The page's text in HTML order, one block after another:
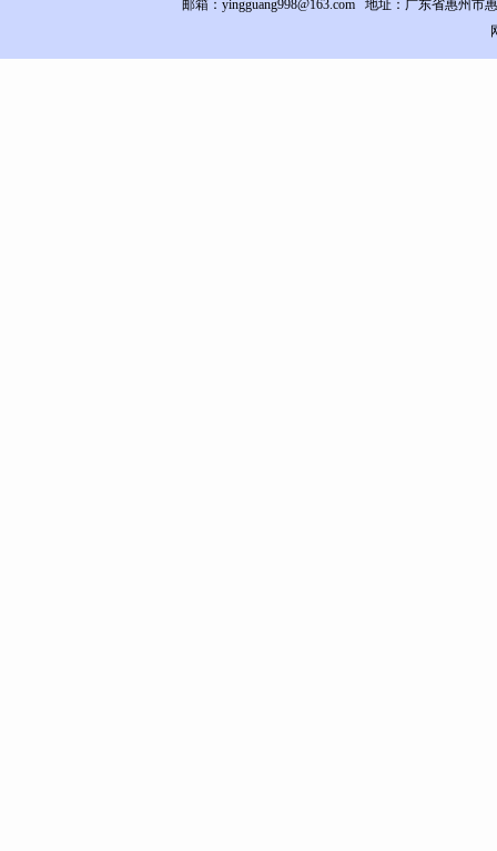
邮箱：yingguang998@163.com 地址： 广东省惠州市